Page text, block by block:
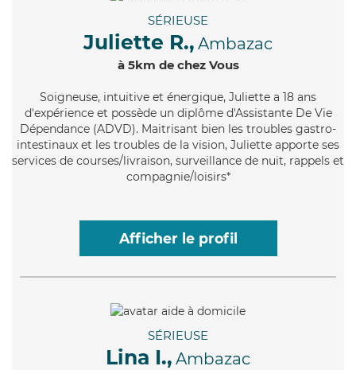
SÉRIEUSE
Juliette R., Ambazac
à 5km de chez Vous
Soigneuse, intuitive et énergique, Juliette a 18 ans
d'expérience et possède un diplôme d'Assistante De Vie
Dépendance (ADVD). Maitrisant bien les troubles gastro-
intestinaux et les troubles de la vision, Juliette apporte ses
services de courses/livraison, surveillance de nuit, rappels et
compagnie/loisirs*
Afficher le profil
SÉRIEUSE
Lina I., Ambazac